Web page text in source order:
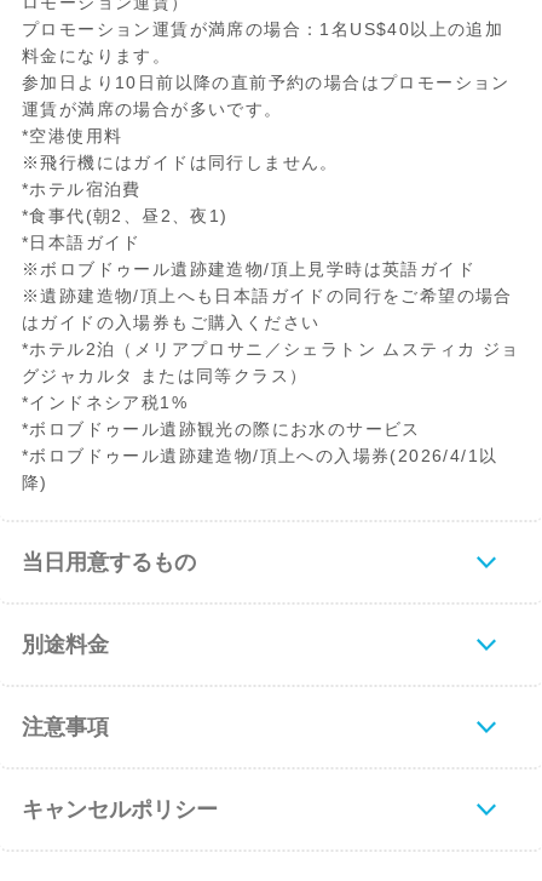
プロモーション運賃が満席の場合：1名US$40以上の追加
料金になります。
参加日より10日前以降の直前予約の場合はプロモーション
運賃が満席の場合が多いです。
*空港使用料
※飛行機にはガイドは同行しません。
*ホテル宿泊費
*食事代(朝2、昼2、夜1)
*日本語ガイド
※ボロブドゥール遺跡建造物/頂上見学時は英語ガイド
※遺跡建造物/頂上へも日本語ガイドの同行をご希望の場合
はガイドの入場券もご購入ください
*ホテル2泊（メリアプロサニ／シェラトン ムスティカ ジョ
グジャカルタ または同等クラス）
*インドネシア税1%
*ボロブドゥール遺跡観光の際にお水のサービス
*ボロブドゥール遺跡建造物/頂上への入場券(2026/4/1以
降)
当日用意するもの
別途料金
注意事項
キャンセルポリシー